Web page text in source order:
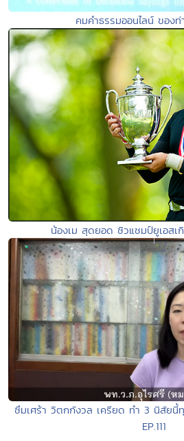
คมคำธรรมออนไลน์ ของท่
น้องเม สุดยอด ซิวแชมป์ยูเอสเ
ซึมเศร้า วิตกกังวล เครียด ทำ 3 นิสัย
EP.111